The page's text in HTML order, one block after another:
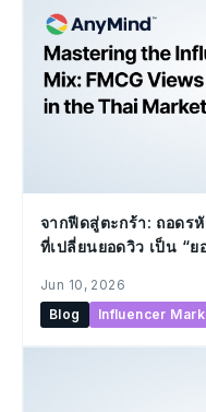
จากฟีดสู่ตะกร้า: ถอด
ที่เปลี่ยนยอดวิว เป็น “ย
Jun 10, 2026
Blog
Influencer